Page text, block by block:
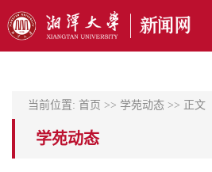
当前位置: 首页 >> 学苑动态 >> 正文
学苑动态